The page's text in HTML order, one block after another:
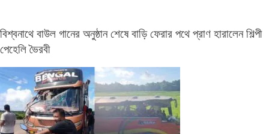
বিশ্বনাথে বাউল গানের অনুষ্ঠান শেষে বাড়ি ফেরার পথে প্রাণ হারালেন শিল্পী
পেহেলি ভৈরবী